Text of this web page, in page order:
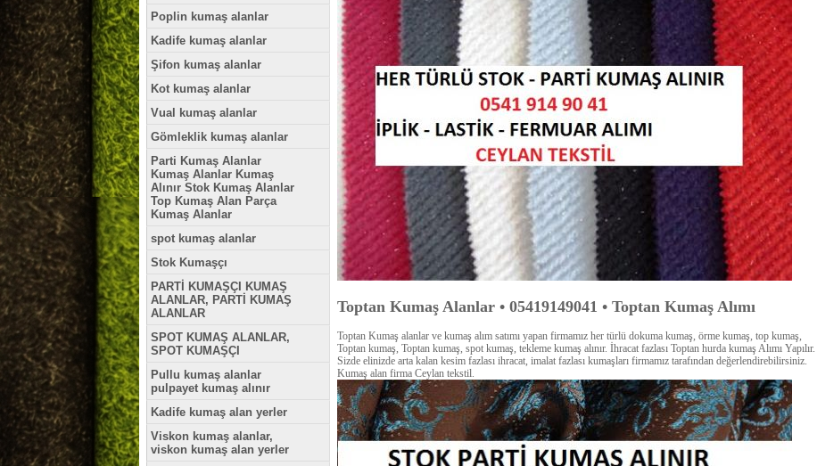
Poplin kumaş alanlar
Kadife kumaş alanlar
Şifon kumaş alanlar
Kot kumaş alanlar
Vual kumaş alanlar
Gömleklik kumaş alanlar
Parti Kumaş Alanlar
Kumaş Alanlar Kumaş
Alınır Stok Kumaş Alanlar
Top Kumaş Alan Parça
Kumaş Alanlar
spot kumaş alanlar
Stok Kumaşçı
PARTİ KUMAŞÇI KUMAŞ
ALANLAR, PARTİ KUMAŞ
ALANLAR
SPOT KUMAŞ ALANLAR,
SPOT KUMAŞÇI
Pullu kumaş alanlar
pulpayet kumaş alınır
Kadife kumaş alan yerler
Viskon kumaş alanlar,
viskon kumaş alan yerler
Toptan Kumaş Alanlar • 05419149041 • Toptan Kumaş Alımı
Toptan Kumaş alanlar ve kumaş alım satımı yapan firmamız her türlü dokuma kumaş, örme kumaş, top kumaş,
Toptan kumaş, Toptan kumaş, spot kumaş, tekleme kumaş alınır. İhracat fazlası Toptan hurda kumaş Alımı Yapılır.
Sizde elinizde arta kalan kesim fazlası ihracat, imalat fazlası kumaşları firmamız tarafından değerlendirebilirsiniz.
Kumaş alan firma Ceylan tekstil.